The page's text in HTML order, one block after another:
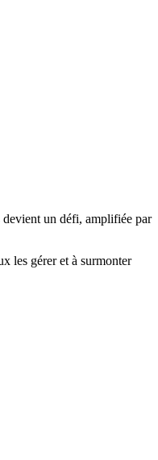
devient un défi, amplifiée par
les gérer et à surmonter